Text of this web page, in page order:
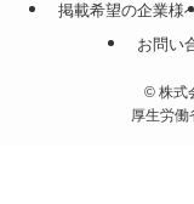
掲載希望の企業様
お問い
© 株式
厚生労